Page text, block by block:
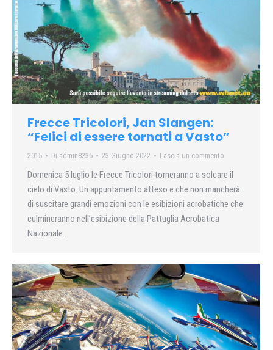
Frecce Tricolori, Jan Slangen:
“Felici di essere tornati a Vasto”
2015 Di admin8235 23 Giugno 2022 Lascia un commento
Domenica 5 luglio le Frecce Tricolori torneranno a solcare il
cielo di Vasto. Un appuntamento atteso e che non mancherà
di suscitare grandi emozioni con le esibizioni acrobatiche che
culmineranno nell’esibizione della Pattuglia Acrobatica
Nazionale.